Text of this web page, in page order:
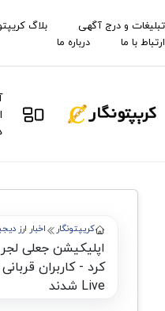
تبلیغات و درج آگهی
بلاگ
ارتباط با ما
درباره ما
کریپتونگار اخبار ارز
اپلیکیشن جعلی
Live شدند